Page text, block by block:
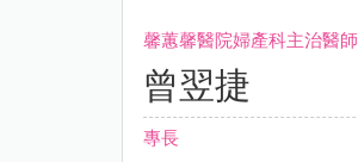
馨蕙馨醫院婦產科主治醫師
曾翌捷
專長